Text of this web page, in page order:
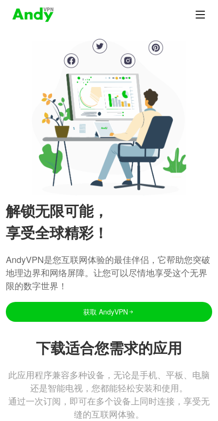
解锁无限可能，
享受全球精彩！
AndyVPN是您互联网体验的最佳伴侣，它帮助您突破
地理边界和网络屏障。让您可以尽情地享受这个无界
限的数字世界！
获取 AndyVPN
下载适合您需求的应用
此应用程序兼容多种设备，无论是手机、平板、电脑
还是智能电视，您都能轻松安装和使用。
通过一次订阅，即可在多个设备上同时连接，享受无
缝的互联网体验。